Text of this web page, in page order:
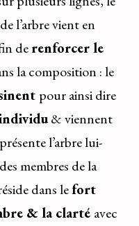
de l’arbre vient en
derenforcer le
la composition : le
pour ainsi dire
& viennent
l’arbre lui-
membres de la
dans lefort
& la clarté avec